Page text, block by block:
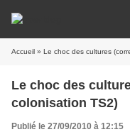
Accueil » Le choc des cultures
Le choc des
colonisation TS2)
Publié le 27/09/2010 à 12:15